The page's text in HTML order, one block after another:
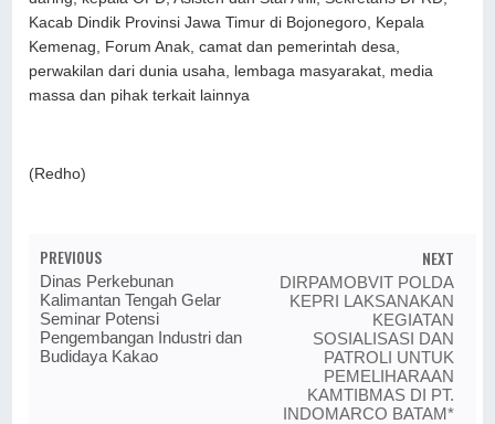
Kacab Dindik Provinsi Jawa Timur di Bojonegoro, Kepala
Kemenag, Forum Anak, camat dan pemerintah desa,
perwakilan dari dunia usaha, lembaga masyarakat, media
massa dan pihak terkait lainnya
(Redho)
PREVIOUS
Dinas Perkebunan
Kalimantan Tengah Gelar
Seminar Potensi
Pengembangan Industri dan
Budidaya Kakao
NEXT
DIRPAMOBVIT POLDA
KEPRI LAKSANAKAN
KEGIATAN
SOSIALISASI DAN
PATROLI UNTUK
PEMELIHARAAN
KAMTIBMAS DI PT.
INDOMARCO BATAM*